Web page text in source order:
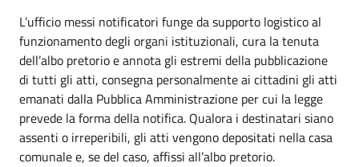
L’ufficio messi notificatori funge da supporto logistico al
funzionamento degli organi istituzionali, cura la tenuta
dell’albo pretorio e annota gli estremi della pubblicazione
di tutti gli atti, consegna personalmente ai cittadini gli atti
emanati dalla Pubblica Amministrazione per cui la legge
prevede la forma della notifica. Qualora i destinatari siano
assenti o irreperibili, gli atti vengono depositati nella casa
comunale e, se del caso, affissi all’albo pretorio.